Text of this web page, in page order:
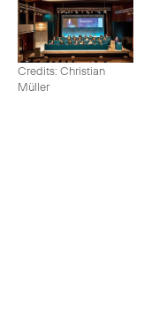
Credits: Christian
Müller